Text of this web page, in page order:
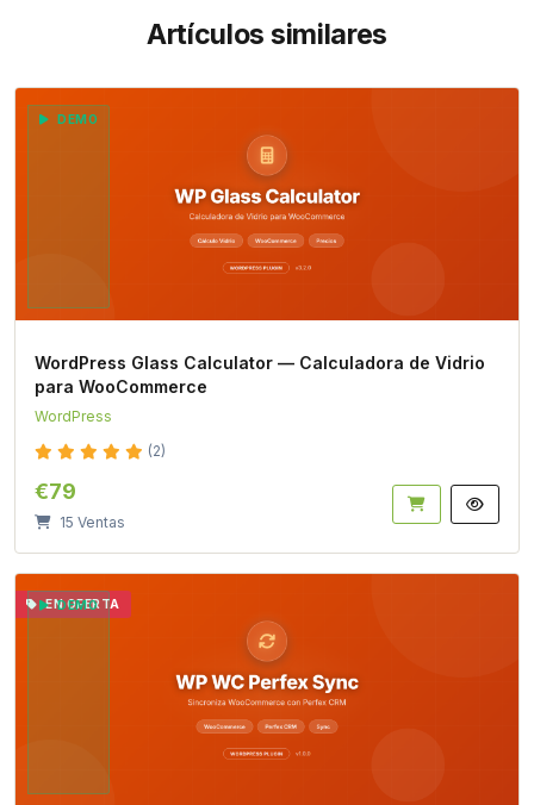
Artículos similares
DEMO
WordPress Glass Calculator — Calculadora de Vidrio
para WooCommerce
WordPress
(2)
€79
15 Ventas
EN OFERTA
DEMO